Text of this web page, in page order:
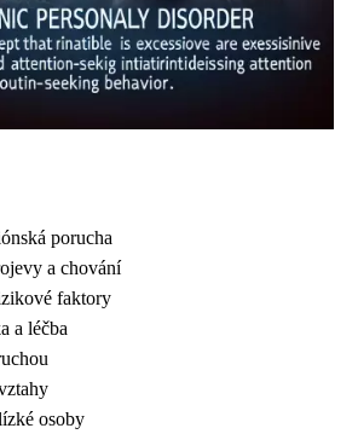
porucha
a chování
faktory
a léčba
osoby